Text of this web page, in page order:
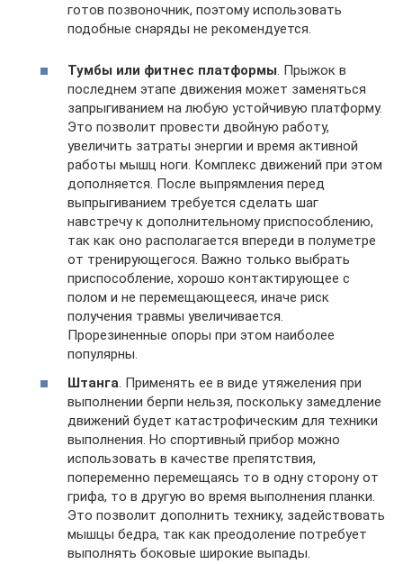
готов позвоночник, поэтому использовать
подобные снаряды не рекомендуется.
Тумбы или фитнес платформы. Прыжок в
последнем этапе движения может заменяться
запрыгиванием на любую устойчивую платформу.
Это позволит провести двойную работу,
увеличить затраты энергии и время активной
работы мышц ноги. Комплекс движений при этом
дополняется. После выпрямления перед
выпрыгиванием требуется сделать шаг
навстречу к дополнительному приспособлению,
так как оно располагается впереди в полуметре
от тренирующегося. Важно только выбрать
приспособление, хорошо контактирующее с
полом и не перемещающееся, иначе риск
получения травмы увеличивается.
Прорезиненные опоры при этом наиболее
популярны.
Штанга . Применять ее в виде утяжеления при
выполнении берпи нельзя, поскольку замедление
движений будет катастрофическим для техники
выполнения. Но спортивный прибор можно
использовать в качестве препятствия,
попеременно перемещаясь то в одну сторону от
грифа, то в другую во время выполнения планки.
Это позволит дополнить технику, задействовать
мышцы бедра, так как преодоление потребует
выполнять боковые широкие выпады.